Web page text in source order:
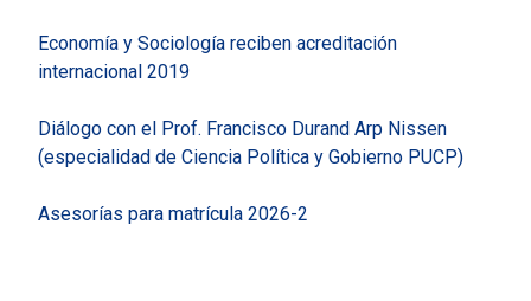
Economía y Sociología reciben acreditación
internacional 2019
Diálogo con el Prof. Francisco Durand Arp Nissen
(especialidad de Ciencia Política y Gobierno PUCP)
Asesorías para matrícula 2026-2